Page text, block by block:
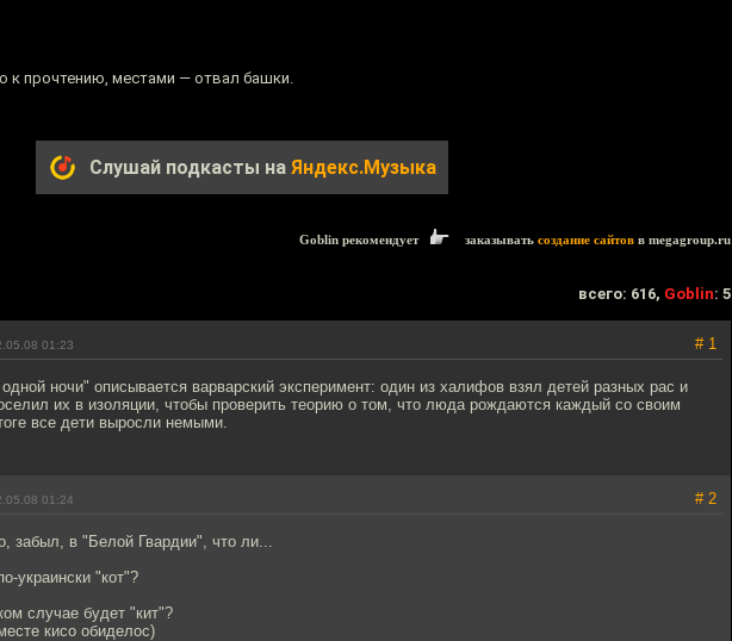
прочтению, местами — отвал башки.
Слушай подкасты на Яндекс.Музыка
Goblin рекомендует заказывать создание сайтов в megagroup.ru
всего: 616, Goblin: 5
01:23 # 1
ночи" описывается варварский эксперимент: один из халифов взял детей разных рас и
их в изоляции, чтобы проверить теорию о том, что люда рождаются каждый со своим
все дети выросли немыми.
01:24 # 2
забыл, в "Белой Гвардии", что ли...
украински "кот"?
случае будет "кит"?
кисо обиделос)